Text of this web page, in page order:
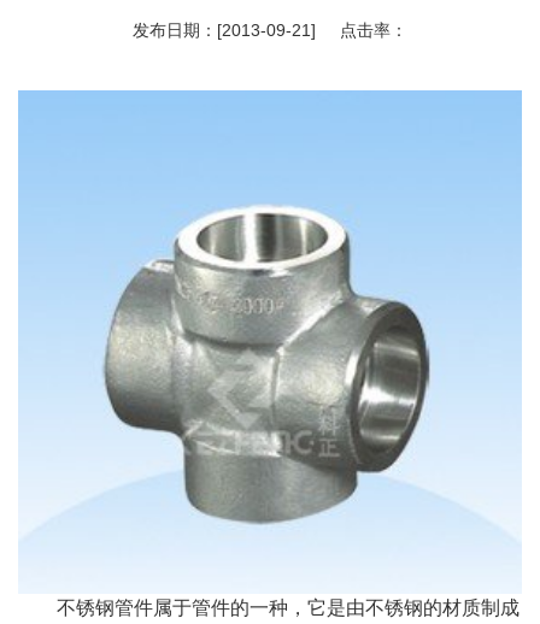
发布日期：[2013-09-21] 点击率：
不锈钢管件属于管件的一种，它是由不锈钢的材质制成